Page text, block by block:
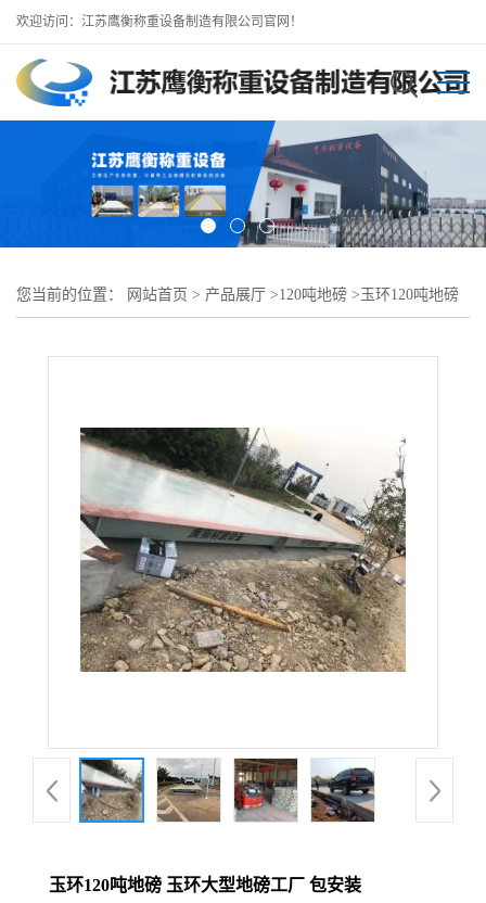
欢迎访问：江苏鹰衡称重设备制造有限公司官网！
您当前的位置： 网站首页 > 产品展厅 >120吨地磅 >玉环120吨地磅
玉环120吨地磅 玉环大型地磅工厂 包安装